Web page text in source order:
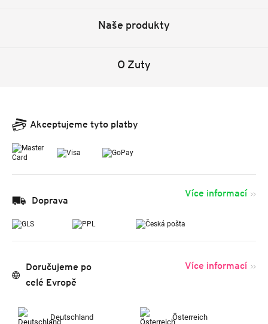
Naše produkty
O Zuty
Akceptujeme tyto platby
Doprava
Více informací
Doručujeme po
celé Evropě
Více informací
Deutschland Österreich